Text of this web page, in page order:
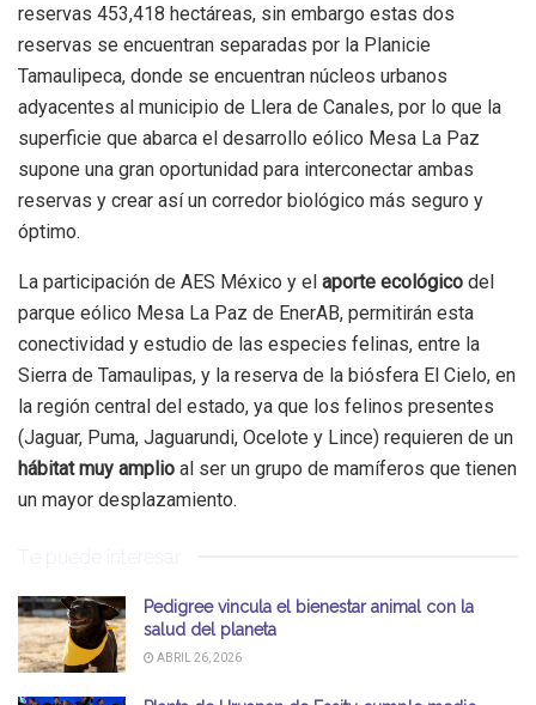
reservas 453,418 hectáreas, sin embargo estas dos
reservas se encuentran separadas por la Planicie
Tamaulipeca, donde se encuentran núcleos urbanos
adyacentes al municipio de Llera de Canales, por lo que la
superficie que abarca el desarrollo eólico Mesa La Paz
supone una gran oportunidad para interconectar ambas
reservas y crear así un corredor biológico más seguro y
óptimo.
La participación de AES México y el aporte ecológico del
parque eólico Mesa La Paz de EnerAB, permitirán esta
conectividad y estudio de las especies felinas, entre la
Sierra de Tamaulipas, y la reserva de la biósfera El Cielo, en
la región central del estado, ya que los felinos presentes
(Jaguar, Puma, Jaguarundi, Ocelote y Lince) requieren de un
hábitat muy amplio al ser un grupo de mamíferos que tienen
un mayor desplazamiento.
Te puede interesar
Pedigree vincula el bienestar animal con la
salud del planeta
ABRIL 26, 2026